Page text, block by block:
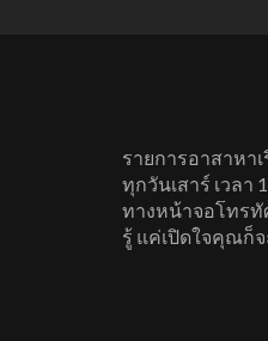
รายการอาสาหา
ทุกวันเสาร์ เวลา
ทางหน้าจอโทรทั
รู้ แค่เปิดใจคุณก็